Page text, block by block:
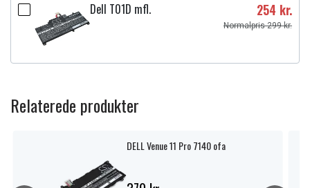
Dell T01D mfl. 254 kr.
Normalpris 299 kr.
Relaterede produkter
DELL Venue 11 Pro 7140 ofa